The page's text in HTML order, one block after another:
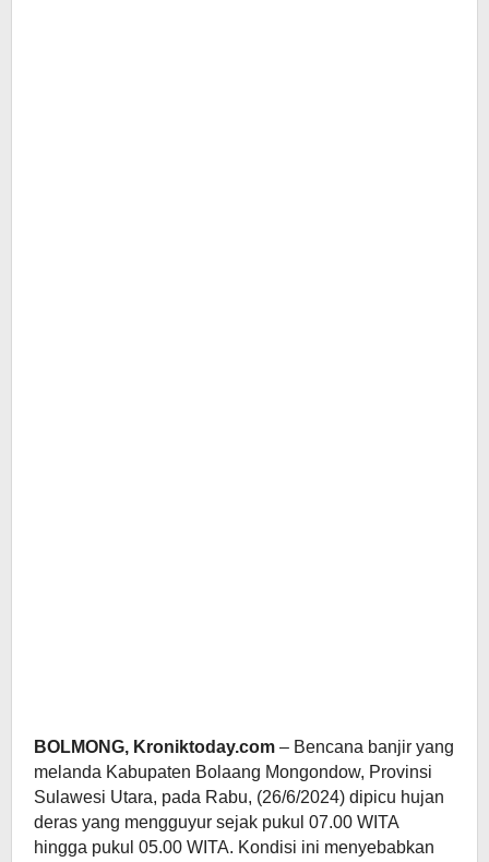
BOLMONG, Kroniktoday.com – Bencana banjir yang
melanda Kabupaten Bolaang Mongondow, Provinsi
Sulawesi Utara, pada Rabu, (26/6/2024) dipicu hujan
deras yang mengguyur sejak pukul 07.00 WITA
hingga pukul 05.00 WITA. Kondisi ini menyebabkan